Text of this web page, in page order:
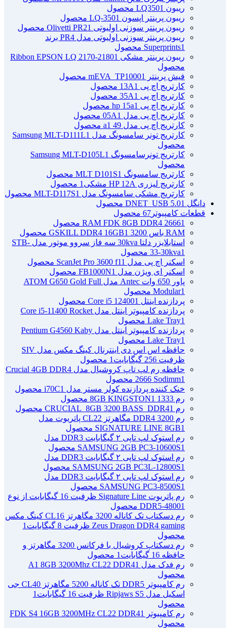
ریبون LQ350 1 محصول
ریبون پرینتر اپسون LQ-350 1 محصول
ریبون پرینتر سوزنی اولیوتی Olivetti PR2 1 محصول
ریبون پرینتر سوزنی اولیوتی مدل PR4 برند
Superprints1 محصول
ریبون پرینتر مشکی Ribbon EPSON LQ 2170-2180 1
محصول
فیش پرینتر mEVA_TP1000
1 محصول
کارتریج اچ پی 13A 1 محصول
کارتریج اچ پی 35A 1 محصول
کارتریج اچ پی hp 15a 1 محصول
کارتریج اچ پی مدل 05A 1 محصول
کارتریج اچ پی مدل 49 a
1 محصول
کارتریج تونر سامسونگ مدل Samsung MLT-D111L 1
محصول
کارتریج تونرسامسونگ Samsung MLT-D105L 1
محصول
کارتریج سامسونگ MLT D101S 1 محصول
کارتریج لیزری HP 12A مشکی
1 محصول
کارتریج مشکی سامسونگ مدل MLT-D117S 1 محصول
دانگل DNET_USB 5.0 1 محصول
قطعات کامپیوتر 67 محصول
RAM FDK 8GB DDR4 26661 محصول
RAM باس 3200 GSKILL DDR4 16GB
1 محصول
استابلایزر دلتا 30kva سه فاز سروو موتور مدل STB-
33-30kva1 محصول
اسکنر اچ پی مدل ScanJet Pro 3600 f1 1 محصول
اسکنر ای ویژن مدل FB1000N 1 محصول
پاور 650 وات Antec مدل ATOM G650 Gold Full
Modular1 محصول
پردازنده اینتل Core i5 12400 1 محصول
پردازنده کامپیوتر اینتل مدل Core i5-11400 Rocket
Lake Tray1 محصول
پردازنده کامپیوتر اینتل مدل Pentium G4560 Kaby
Lake Tray1 محصول
حافظه اس اس دی اینترنال کینگ مکس مدل SIV
ظرفیت 256 گیگابایت
1 محصول
حافظه رم لپ تاپ کروشیال مدل Crucial 4GB DDR4
2666 Sodimm1 محصول
خنک کننده پردازنده کولر مستر مدل i70C 1 محصول
رم 1333 8GB KINGSTON
1 محصول
رم CRUCIAL_8GB 3200 BASS_DDR4 1 محصول
رم DDR4 3200 مگاهرتز CL22 پاتریوت مدل
SIGNATURE LINE 8GB1 محصول
رم استوک لپ تاپی ۲ گیگابایت DDR3 مدل
SAMSUNG 2GB PC3-10600S1 محصول
رم استوک لپ تاپی ۲ گیگابایت DDR3 مدل
SAMSUNG 2GB PC3L-12800S1 محصول
رم استوک لپ تاپی ۲ گیگابایت DDR3 مدل
SAMSUNG PC3-8500S1 محصول
رم پاتریوت Signature Line ظرفیت 16 گیگابایت از نوع
DDR5-48001 محصول
رم دسکتاپ تک کاناله 3200 مگاهرتز CL16 کینگ مکس
Zeus Dragon DDR4 gaming ظرفیت 8 گیگابایت
1
محصول
رم دسکتاپ کروشیال با فرکانس 3200 مگاهرتز و
حافظه 16 گیگابایت
1 محصول
رم فدک مدل A1 8GB 3200Mhz CL22 DDR4 1
محصول
رم کامپیوتر DDR5 تک کاناله 5200 مگاهرتز CL40 جی
اسکیل مدل Ripjaws S5 ظرفیت 16 گیگابایت
1
محصول
رم کامپیوتر FDK S4 16GB 3200MHz CL22 DDR4
1
محصول